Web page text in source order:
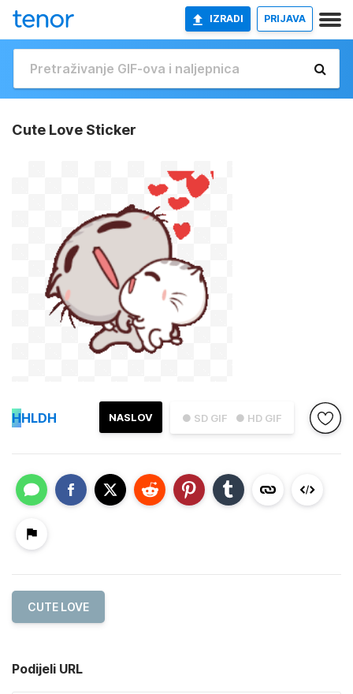
IZRADI PRIJAVA
Cute Love Sticker
● SD GIF ● HD GIF
NASLOV
HHLDH
CUTE LOVE
Podijeli URL